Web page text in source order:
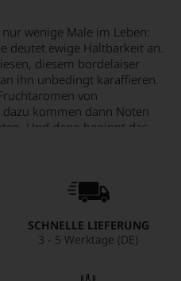
wenige Male im Leben:
deutet ewige Haltbarkeit an.
diesem bordelaiser
ihn unbedingt karaffieren.
von
kommen dann Noten
Und dann beginnt das
kompakter Wein so
SCHNELLE LIEFERUNG
3 - 5 Werktage (DE)